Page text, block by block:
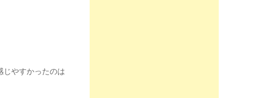
じやすかったのは